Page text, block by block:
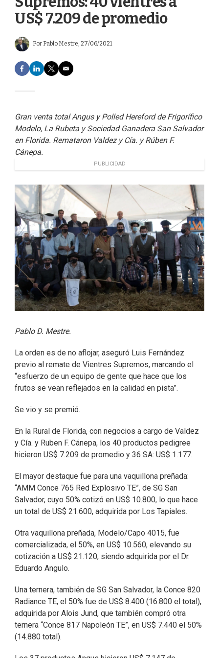
US$ 7.209 de promedio
Por Pablo Mestre, 27/06/2021
F
a
e
o
o
k
L
i
d
I
n
T
w
e
E
m
Gran venta total Angus y Polled Hereford de Frigorífico
Modelo, La Rubeta y Sociedad Ganadera San Salvador
en Florida. Remataron Valdez y Cía. y Rúben F.
Cánepa.
PUBLICIDAD
Pablo D. Mestre.
La orden es de no aflojar, aseguró Luis Fernández
previo al remate de Vientres Supremos, marcando el
“esfuerzo de un equipo de gente que hace que los
frutos se vean reflejados en la calidad en pista”.
Se vio y se premió.
En la Rural de Florida, con negocios a cargo de Valdez
y Cía. y Ruben F. Cánepa, los 40 productos pedigree
hicieron US$ 7.209 de promedio y 36 SA: US$ 1.177.
El mayor destaque fue para una vaquillona preñada:
“AMM Conce 765 Red Explosivo TE”, de SG San
Salvador, cuyo 50% cotizó en US$ 10.800, lo que hace
un total de US$ 21.600, adquirida por Los Tapiales.
Otra vaquillona preñada, Modelo/Capo 4015, fue
comercializada, el 50%, en US$ 10.560, elevando su
cotización a US$ 21.120, siendo adquirida por el Dr.
Eduardo Angulo.
Una ternera, también de SG San Salvador, la Conce 820
Radiance TE, el 50% fue de US$ 8.400 (16.800 el total),
adquirida por Alois Jund, que también compró otra
ternera “Conce 817 Napoleón TE”, en US$ 7.440 el 50%
(14.880 total).